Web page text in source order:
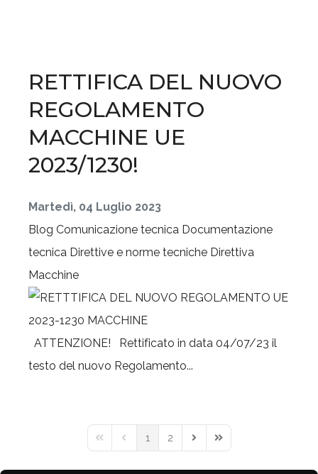
RETTIFICA DEL NUOVO
REGOLAMENTO
MACCHINE UE
2023/1230!
Martedì, 04 Luglio 2023
Blog Comunicazione tecnica Documentazione
tecnica Direttive e norme tecniche Direttiva
Macchine
ATTENZIONE! Rettificato in data 04/07/23 il
testo del nuovo Regolamento...
1 2